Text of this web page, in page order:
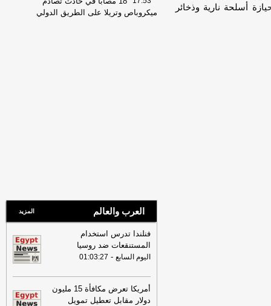
أسلحة نارية وذخائر
ميكروباص وتريلا على الطريق الدولي
07:24
عناوين الصحف المصرية ليوم
السبت 01-08-2026
-
16:22
ترامب: ضرباتنا ضد إيران
مستمرة ولن يكون أمامها سوى التراجع-
12:46
وفاة والد تامر حسني بعد وعكة
صحية مفاجئة- موقع الدستور
العرب والعالم المزيد
فنلندا تدرس استخدام
المستنقعات ضد روسيا
اليوم السابع -
01:03:27
أمريكا تعرض مكافأة 15 مليون
دولار مقابل تعطيل تمويل